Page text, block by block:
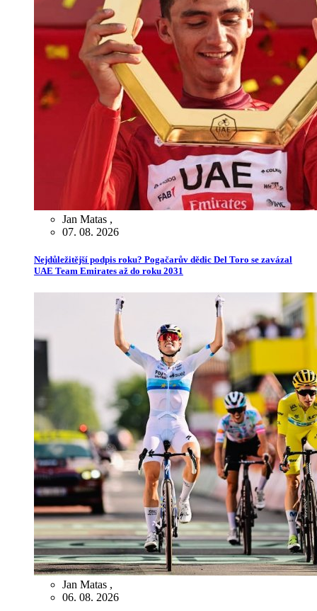
Jan Matas ,
07. 08. 2026
Nejdůležitější podpis roku? Pogačarův dědic Del Toro se zavázal
UAE Team Emirates až do roku 2031
Jan Matas ,
06. 08. 2026